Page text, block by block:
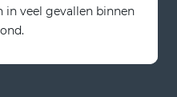
in veel gevallen binnen